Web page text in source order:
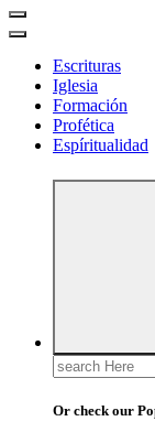
Escrituras
Iglesia
Formación
Profética
Espíritualidad
Search
for:
Or check our